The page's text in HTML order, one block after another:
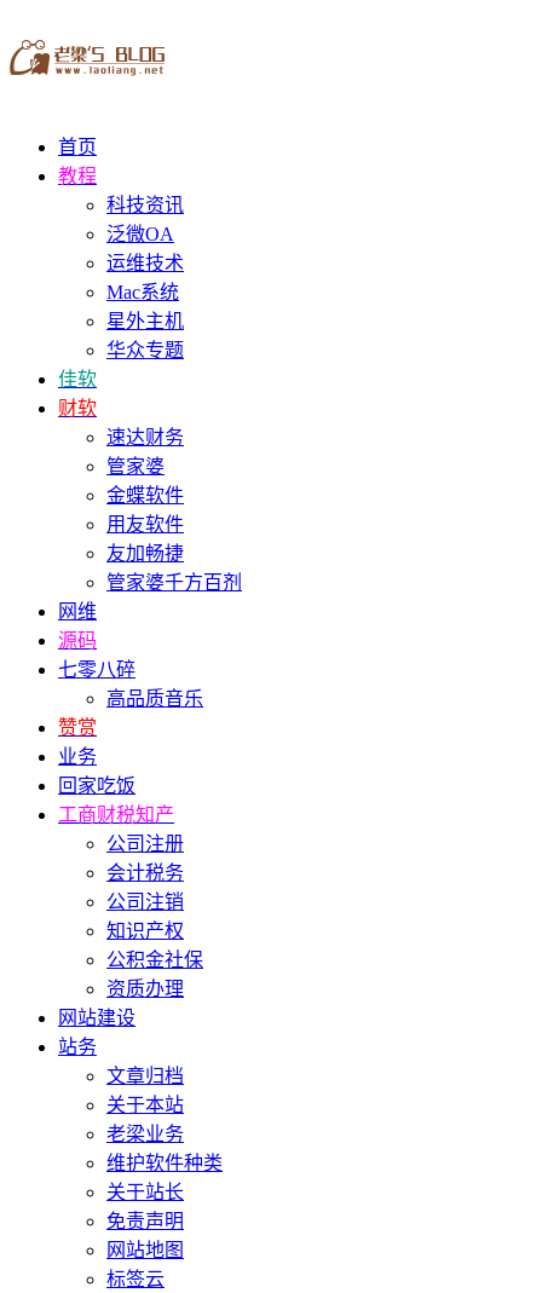
首页
教程
科技资讯
泛微OA
运维技术
Mac系统
星外主机
华众专题
佳软
财软
速达财务
管家婆
金蝶软件
用友软件
友加畅捷
管家婆千方百剂
网维
源码
七零八碎
高品质音乐
赞赏
业务
回家吃饭
工商财税知产
公司注册
会计税务
公司注销
知识产权
公积金社保
资质办理
网站建设
站务
文章归档
关于本站
老梁业务
维护软件种类
关于站长
免责声明
网站地图
标签云